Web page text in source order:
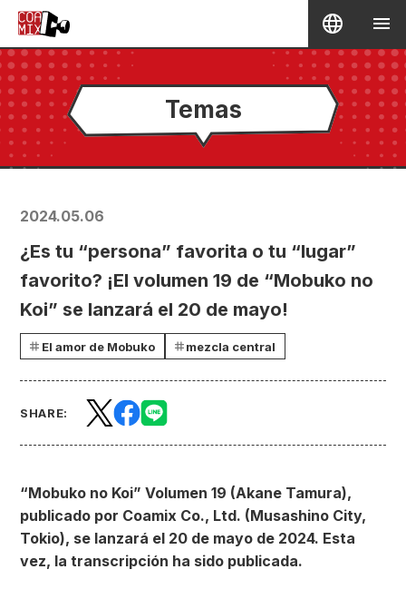
Temas
2024.05.06
¿Es tu “persona” favorita o tu “lugar”
favorito? ¡El volumen 19 de “Mobuko no
Koi” se lanzará el 20 de mayo!
El amor de Mobuko mezcla central
SHARE:
“Mobuko no Koi” Volumen 19 (Akane Tamura),
publicado por Coamix Co., Ltd. (Musashino City,
Tokio), se lanzará el 20 de mayo de 2024. Esta
vez, la transcripción ha sido publicada.